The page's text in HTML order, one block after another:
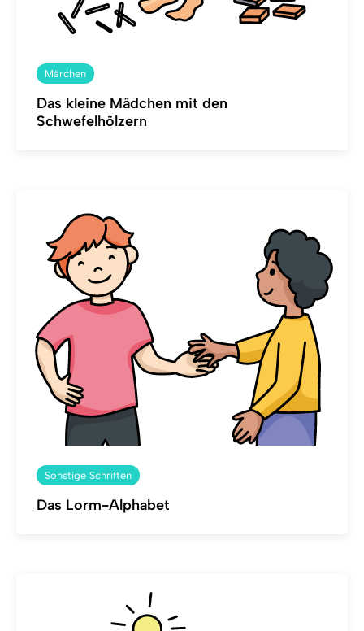
Märchen
Das kleine Mädchen mit den
Schwefelhölzern
Sonstige Schriften
Das Lorm-Alphabet